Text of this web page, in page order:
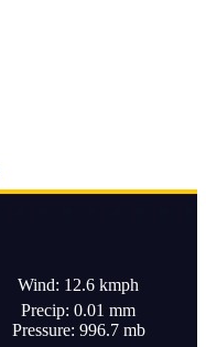
Wind: 12.6 kmph
Precip: 0.01 mm
Pressure: 996.7 mb